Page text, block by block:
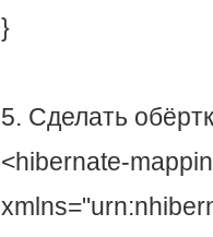
}
5. Сделать
<hibernate-